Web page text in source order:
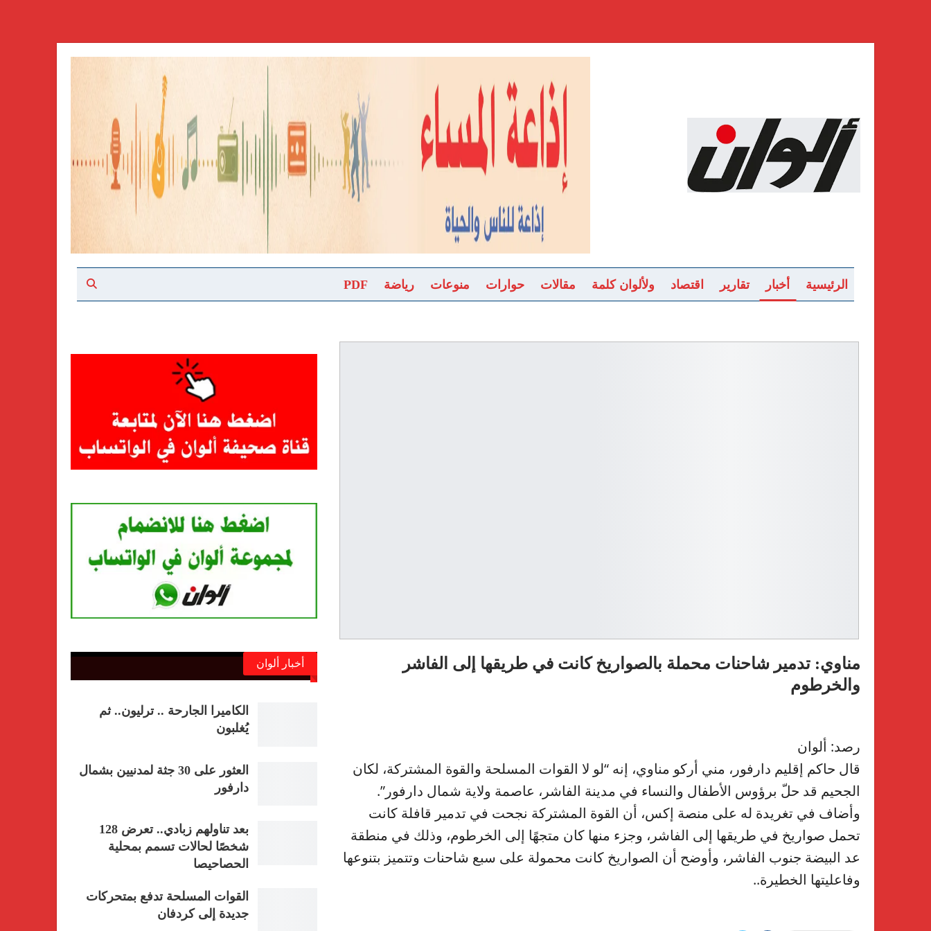
الرئيسية أخبار تقارير اقتصاد ولألوان كلمة مقالات حوارات منوعات رياضة PDF
مناوي: تدمير شاحنات محملة بالصواريخ كانت في طريقها إلى الفاشر
والخرطوم
رصد: ألوان
قال حاكم إقليم دارفور، مني أركو مناوي، إنه “لو لا القوات المسلحة والقوة المشتركة، لكان
الجحيم قد حلّ برؤوس الأطفال والنساء في مدينة الفاشر، عاصمة ولاية شمال دارفور”.
وأضاف في تغريدة له على منصة إكس، أن القوة المشتركة نجحت في تدمير قافلة كانت
تحمل صواريخ في طريقها إلى الفاشر، وجزء منها كان متجهًا إلى الخرطوم، وذلك في منطقة
عد البيضة جنوب الفاشر، وأوضح أن الصواريخ كانت محمولة على سبع شاحنات وتتميز بتنوعها
وفاعليتها الخطيرة..
أخبار ألوان
الكاميرا الجارحة .. ترليون.. ثم
يُغلبون
العثور على 30 جثة لمدنيين بشمال
دارفور
بعد تناولهم زبادي.. تعرض 128
شخصًا لحالات تسمم بمحلية
الحصاحيصا
القوات المسلحة تدفع بمتحركات
جديدة إلى كردفان